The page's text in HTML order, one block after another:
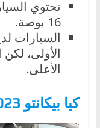
16 بوصة.
السيارات
الأولى،
الأعلى.
كيا بيكانتو 2023 من الداخل: